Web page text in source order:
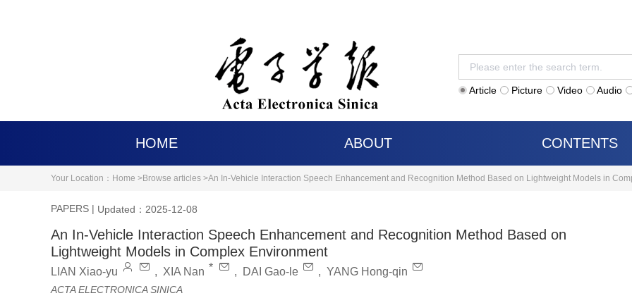
Article Picture Video Audio
HOME ABOUT CONTENTS
Your Location： Home >Browse articles >An In-Vehicle Interaction Speech Enhancement and Recognition Method Based on Lightweight Models in
PAPERS | Updated：2025-12-08
An In-Vehicle Interaction Speech Enhancement and Recognition Method Based on
Lightweight Models in Complex Environment
LIAN Xiao-yu , XIA Nan * , DAI Gao-le , YANG Hong-qin
ACTA ELECTRONICA SINICA